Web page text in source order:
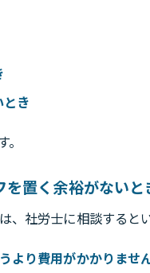
き
置く余裕がないと
、社労士に相談すると
より費用がかかりませ